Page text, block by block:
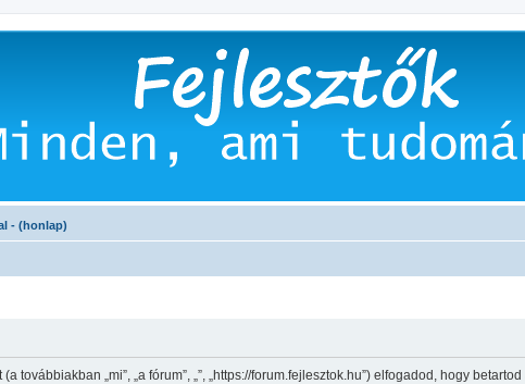
- (honlap)
továbbiakban „mi”, „a fórum”, „”, „https://forum.fejlesztok.hu”) elfogadod, hogy